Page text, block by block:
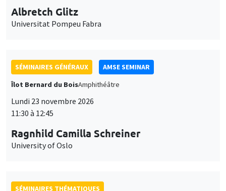
Albretch Glitz
Universitat Pompeu Fabra
SÉMINAIRES GÉNÉRAUX
AMSE SEMINAR
Îlot Bernard du Bois
Amphithéâtre
Lundi 23 novembre 2026
11:30 à 12:45
Ragnhild Camilla Schreiner
University of Oslo
SÉMINAIRES THÉMATIQUES